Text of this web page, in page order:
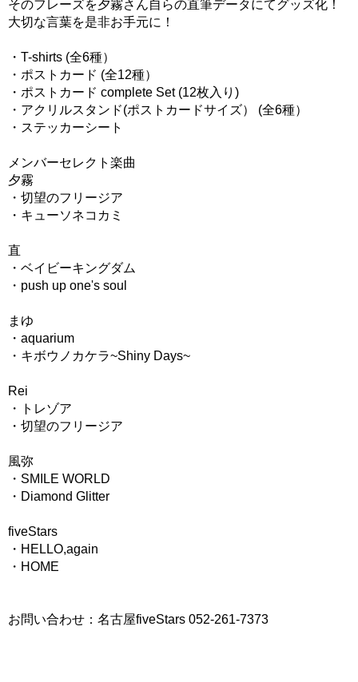
そのフレーズを夕霧さん自らの直筆データにてグッズ化！
大切な言葉を是非お手元に！
・T-shirts (全6種）
・ポストカード (全12種）
・ポストカード complete Set (12枚入り)
・アクリルスタンド(ポストカードサイズ） (全6種）
・ステッカーシート
メンバーセレクト楽曲
夕霧
・切望のフリージア
・キューソネコカミ
直
・ベイビーキングダム
・push up one's soul
まゆ
・aquarium
・キボウノカケラ~Shiny Days~
Rei
・トレゾア
・切望のフリージア
風弥
・SMILE WORLD
・Diamond Glitter
fiveStars
・HELLO,again
・HOME
お問い合わせ：名古屋fiveStars 052-261-7373